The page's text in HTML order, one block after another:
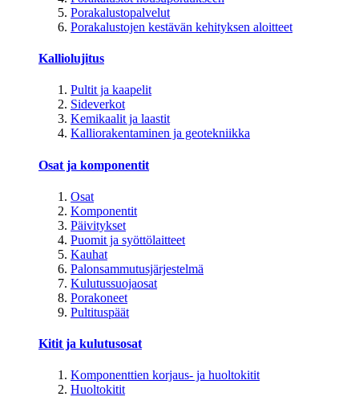
Porakalustopalvelut
Porakalustojen kestävän kehityksen aloitteet
Kalliolujitus
Pultit ja kaapelit
Sideverkot
Kemikaalit ja laastit
Kalliorakentaminen ja geotekniikka
Osat ja komponentit
Osat
Komponentit
Päivitykset
Puomit ja syöttölaitteet
Kauhat
Palonsammutusjärjestelmä
Kulutussuojaosat
Porakoneet
Pultituspäät
Kitit ja kulutusosat
Komponenttien korjaus- ja huoltokitit
Huoltokitit